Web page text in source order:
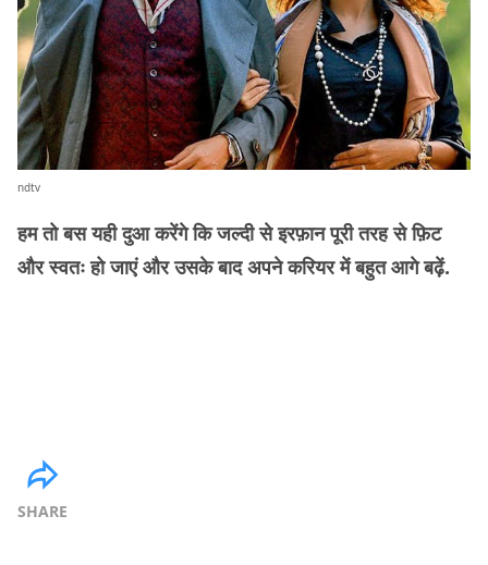
ndtv
हम तो बस यही दुआ करेंगे कि जल्दी से इरफ़ान पूरी तरह से फ़िट
और स्वतः हो जाएं और उसके बाद अपने करियर में बहुत आगे बढ़ें.
SHARE